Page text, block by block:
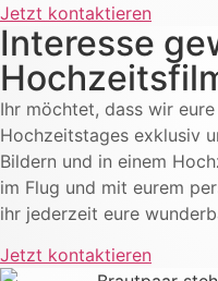
Jetzt kontaktieren
Interesse
Ihr möchtet, dass wir
Hochzeitstages exklusiv
Bildern und in einem
im Flug und mit eurem
ihr jederzeit eure
Jetzt kontaktieren